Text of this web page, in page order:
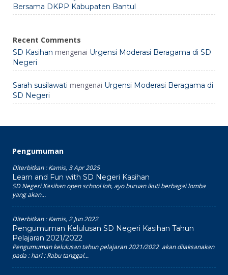
Bersama DKPP Kabupaten Bantul
Recent Comments
SD Kasihan mengenai Urgensi Moderasi Beragama di SD
Negeri
Sarah susilawati mengenai Urgensi Moderasi Beragama di
SD Negeri
Pengumuman
Diterbitkan :Kamis, 3 Apr 2025
Learn and Fun with SD Negeri Kasihan
SD Negeri Kasihan open school loh, ayo buruan ikuti berbagai lomba
yang akan...
Diterbitkan :Kamis, 2 Jun 2022
Pengumuman Kelulusan SD Negeri Kasihan Tahun
Pelajaran 2021/2022
Pengumuman kelulusan tahun pelajaran 2021/2022 akan dilaksanakan
pada : hari : Rabu tanggal...